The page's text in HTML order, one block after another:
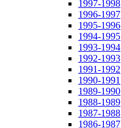
1997-1998
1996-1997
1995-1996
1994-1995
1993-1994
1992-1993
1991-1992
1990-1991
1989-1990
1988-1989
1987-1988
1986-1987